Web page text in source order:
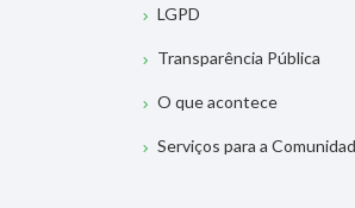
LGPD
Transparência Pública
O que acontece
Serviços para a